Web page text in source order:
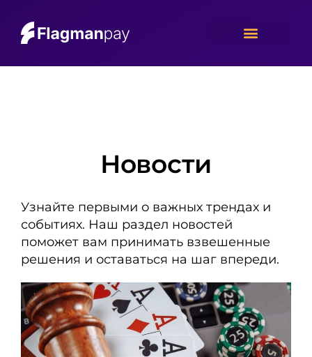
Новости
Узнайте первыми о важных трендах и
событиях. Наш раздел новостей
поможет вам принимать взвешенные
решения и оставаться на шаг впереди.